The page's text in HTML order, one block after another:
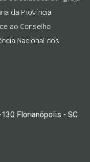
da Província
ao Conselho
Nacional dos
Florianópolis - SC